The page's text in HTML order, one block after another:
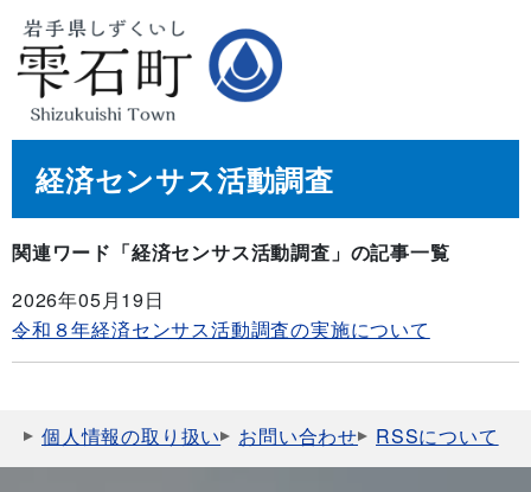
経済センサス活動調査
関連ワード「経済センサス活動調査」の記事一覧
2026年05月19日
令和８年経済センサス活動調査の実施について
個人情報の取り扱い お問い合わせ RSSについて